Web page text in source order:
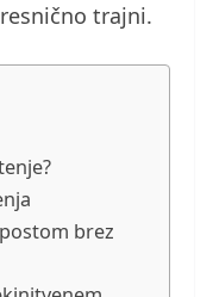
trajni.
brez